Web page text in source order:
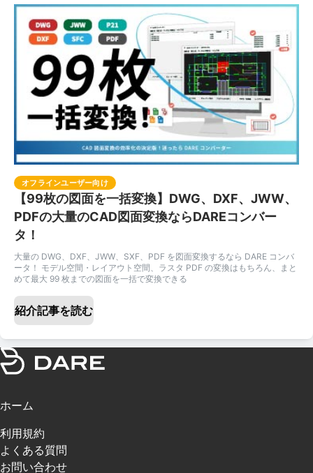
オフラインユーザー向け
【99枚の図面を一括変換】DWG、DXF、JWW、
PDFの大量のCAD図面変換ならDAREコンバー
タ！
大量の DWG、DXF、JWW、SXF、PDF を図面変換するなら DARE コンバ
ータ！ モデル空間・レイアウト空間、ラスタ PDF の変換はもちろん、まと
めて最大 99 枚までの図面を一括で変換できる
紹介記事を読む
ホーム
利用規約
よくある質問
お問い合わせ